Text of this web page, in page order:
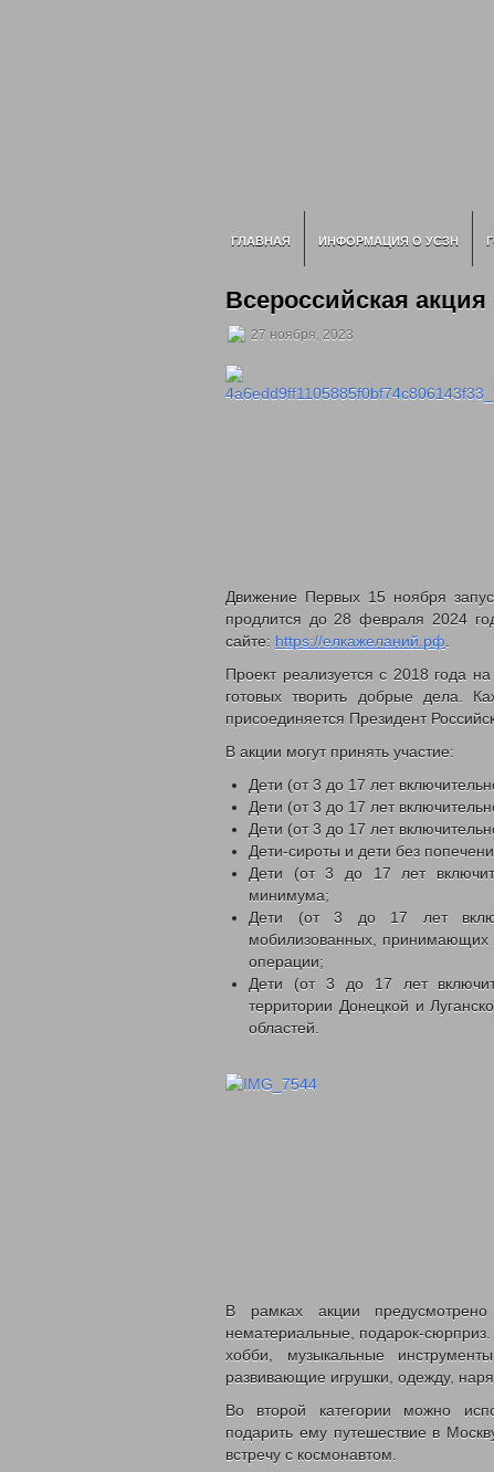
ГЛАВНАЯ ИНФОРМАЦИЯ О УСЗН
Всероссийская
27 ноября, 2023
Движение Первых 15 ноября
продлится до 28 февраля 2024
сайте: https://елкажеланий.рф
Проект реализуется с 2018 года
готовых творить добрые дела.
присоединяется Президент
В акции могут принять участие:
Дети (от 3 до 17 лет
Дети (от 3 до 17 лет
Дети (от 3 до 17 лет
Дети-сироты и дети без
Дети (от 3 до 17 лет
минимума;
Дети (от 3 до 17 лет
мобилизованных, принимающих
операции;
Дети (от 3 до 17 лет
территории Донецкой и
областей.
В рамках акции
нематериальные, подарок-
хобби, музыкальные
развивающие игрушки, одежду,
Во второй категории можно
подарить ему путешествие в
встречу с космонавтом.